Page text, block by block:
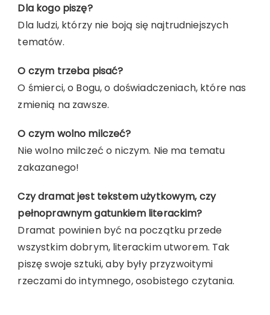
Dla kogo piszę?
Dla ludzi, którzy nie boją się najtrudniejszych
tematów.
O czym trzeba pisać?
O śmierci, o Bogu, o doświadczeniach, które nas
zmienią na zawsze.
O czym wolno milczeć?
Nie wolno milczeć o niczym. Nie ma tematu
zakazanego!
Czy dramat jest tekstem użytkowym, czy
pełnoprawnym gatunkiem literackim?
Dramat powinien być na początku przede
wszystkim dobrym, literackim utworem. Tak
piszę swoje sztuki, aby były przyzwoitymi
rzeczami do intymnego, osobistego czytania.